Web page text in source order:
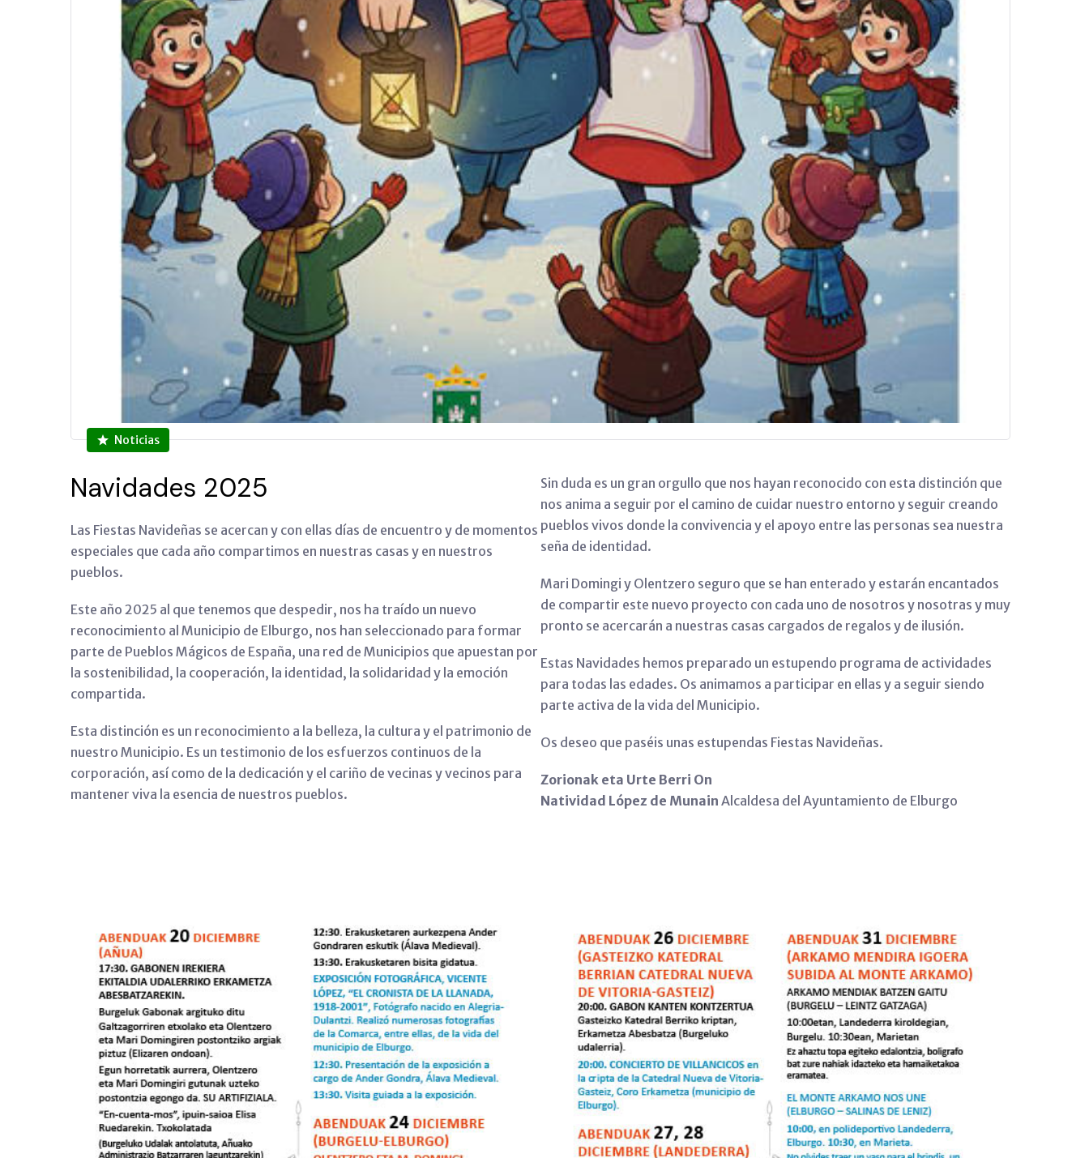
Noticias
Navidades 2025
Las Fiestas Navideñas se acercan y con ellas días de encuentro y de momentos
especiales que cada año compartimos en nuestras casas y en nuestros
pueblos.
Este año 2025 al que tenemos que despedir, nos ha traído un nuevo
reconocimiento al Municipio de Elburgo, nos han seleccionado para formar
parte de Pueblos Mágicos de España, una red de Municipios que apuestan por
la sostenibilidad, la cooperación, la identidad, la solidaridad y la emoción
compartida.
Esta distinción es un reconocimiento a la belleza, la cultura y el patrimonio de
nuestro Municipio. Es un testimonio de los esfuerzos continuos de la
corporación, así como de la dedicación y el cariño de vecinas y vecinos para
mantener viva la esencia de nuestros pueblos.
Sin duda es un gran orgullo que nos hayan reconocido con esta distinción que
nos anima a seguir por el camino de cuidar nuestro entorno y seguir creando
pueblos vivos donde la convivencia y el apoyo entre las personas sea nuestra
seña de identidad.
Mari Domingi y Olentzero seguro que se han enterado y estarán encantados
de compartir este nuevo proyecto con cada uno de nosotros y nosotras y muy
pronto se acercarán a nuestras casas cargados de regalos y de ilusión.
Estas Navidades hemos preparado un estupendo programa de actividades
para todas las edades. Os animamos a participar en ellas y a seguir siendo
parte activa de la vida del Municipio.
Os deseo que paséis unas estupendas Fiestas Navideñas.
Zorionak eta Urte Berri On
Natividad López de Munain Alcaldesa del Ayuntamiento de Elburgo